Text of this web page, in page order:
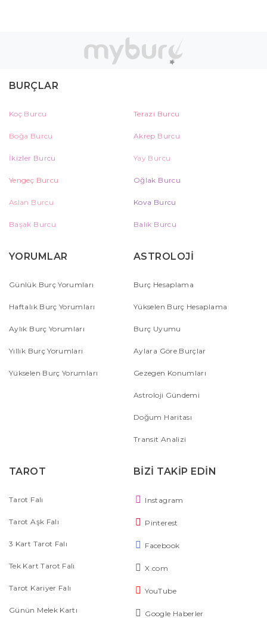
BURÇLAR
Koç Burcu Terazi Burcu
Boğa Burcu Akrep Burcu
İkizler Burcu Yay Burcu
Yengeç Burcu Oğlak Burcu
Aslan Burcu Kova Burcu
Başak Burcu Balık Burcu
YORUMLAR
Günlük Burç Yorumları
Haftalık Burç Yorumları
Aylık Burç Yorumları
Yıllık Burç Yorumları
Yükselen Burç Yorumları
ASTROLOJİ
Burç Hesaplama
Yükselen Burç Hesaplama
Burç Uyumu
Aylara Göre Burçlar
Gezegen Konumları
Astroloji Gündemi
Doğum Haritası
Transit Analizi
TAROT
Tarot Falı
Tarot Aşk Falı
3 Kart Tarot Falı
Tek Kart Tarot Falı
Tarot Kariyer Falı
Günün Melek Kartı
BİZİ TAKİP EDİN
Instagram
Pinterest
Facebook
X.com
YouTube
Google Haberler